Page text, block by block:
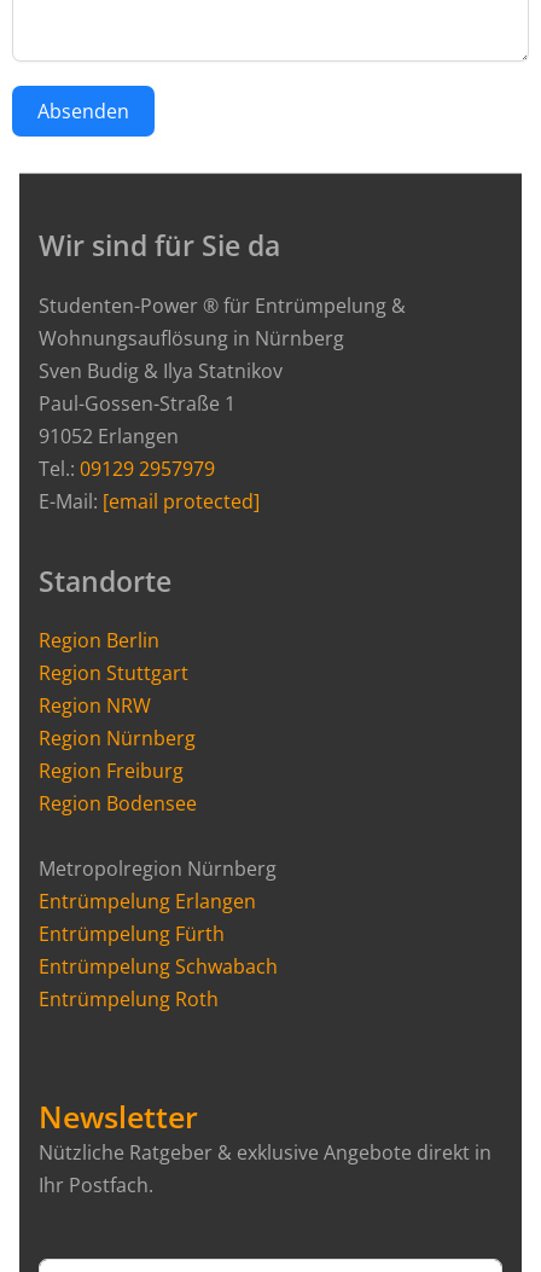
Absenden
Wir sind für Sie da
Studenten-Power ® für Entrümpelung &
Wohnungsauflösung in Nürnberg
Sven Budig & Ilya Statnikov
Paul-Gossen-Straße 1
91052 Erlangen
Tel.: 09129 2957979
E-Mail: [email protected]
Standorte
Region Berlin
Region Stuttgart
Region NRW
Region Nürnberg
Region Freiburg
Region Bodensee
Metropolregion Nürnberg
Entrümpelung Erlangen
Entrümpelung Fürth
Entrümpelung Schwabach
Entrümpelung Roth
Newsletter
Nützliche Ratgeber & exklusive Angebote direkt in
Ihr Postfach.